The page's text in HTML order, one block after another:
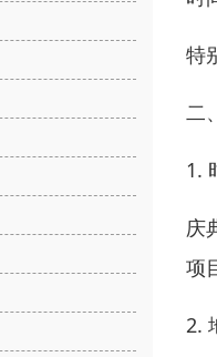
特
二
1.
庆
项
2.